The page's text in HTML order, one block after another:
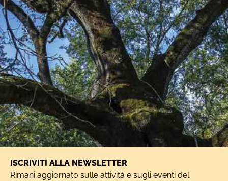
ISCRIVITI ALLA NEWSLETTER
Rimani aggiornato sulle attività e sugli eventi del